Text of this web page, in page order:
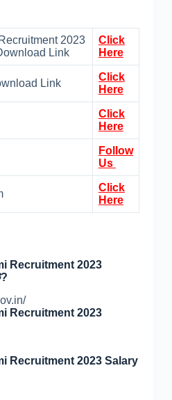
2023
Link
Click
Here
Link
Click
Here
Click
Here
Follow
Us
Click
Here
Recruitment 2023
Recruitment 2023
Recruitment 2023 Salary